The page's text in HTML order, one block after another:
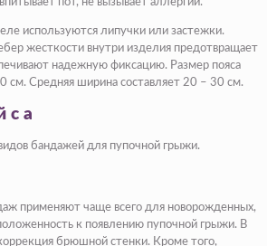
пот, не вызывает аллергии.
используются липучки или застежки.
жесткости внутри изделия предотвращает
надежную фиксацию. Размер пояса
см. Средняя ширина составляет 20 – 30 см.
бандажей для пупочной грыжи.
применяют чаще всего для новорожденных,
к появлению пупочной грыжи. В
брюшной стенки. Кроме того,